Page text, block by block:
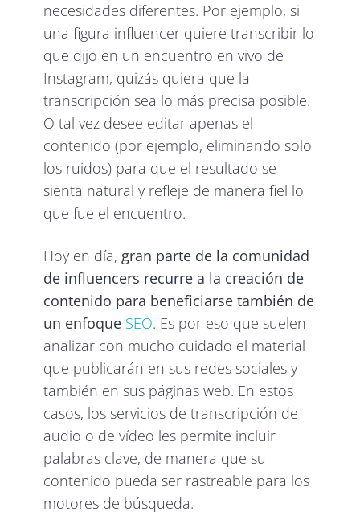
necesidades diferentes. Por ejemplo, si
una figura influencer quiere transcribir lo
que dijo en un encuentro en vivo de
Instagram, quizás quiera que la
transcripción sea lo más precisa posible.
O tal vez desee editar apenas el
contenido (por ejemplo, eliminando solo
los ruidos) para que el resultado se
sienta natural y refleje de manera fiel lo
que fue el encuentro.
Hoy en día, gran parte de la comunidad
de influencers recurre a la creación de
contenido para beneficiarse también de
un enfoque SEO. Es por eso que suelen
analizar con mucho cuidado el material
que publicarán en sus redes sociales y
también en sus páginas web. En estos
casos, los servicios de transcripción de
audio o de vídeo les permite incluir
palabras clave, de manera que su
contenido pueda ser rastreable para los
motores de búsqueda.